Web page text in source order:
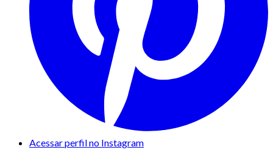
Acessar perfil no Instagram